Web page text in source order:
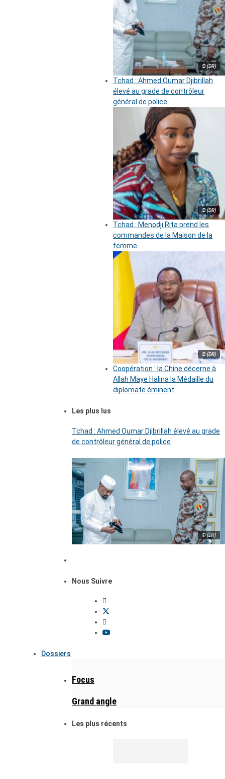
© (DR)
Tchad : Ahmed Oumar Djibrillah
élevé au grade de contrôleur
général de police
© (DR)
Tchad : Menodji Rita prend les
commandes de la Maison de la
femme
© (DR)
Coopération : la Chine décerne à
Allah Maye Halina la Médaille du
diplomate éminent
Les plus lus
Tchad : Ahmed Oumar Djibrillah élevé au grade
de contrôleur général de police
© (DR)
Nous Suivre
Dossiers
Focus
Grand angle
Les plus récents